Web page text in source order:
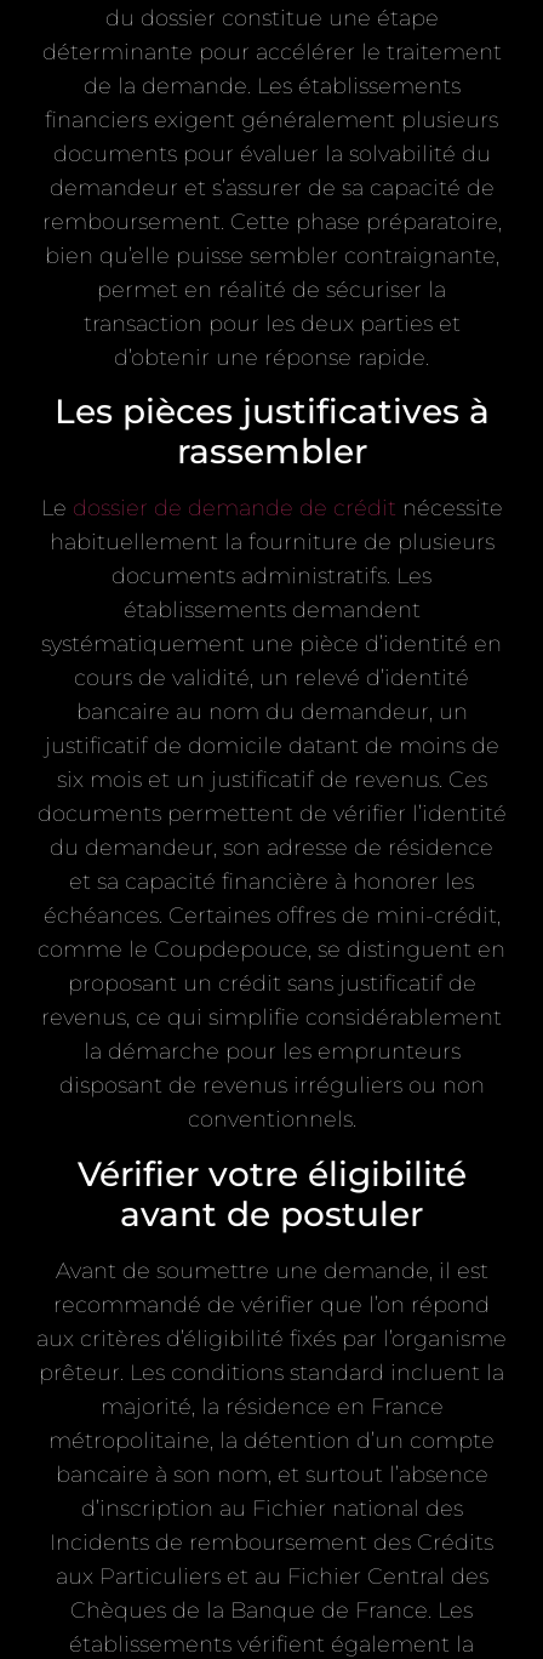
du dossier constitue une étape
déterminante pour accélérer le traitement
de la demande. Les établissements
financiers exigent généralement plusieurs
documents pour évaluer la solvabilité du
demandeur et s’assurer de sa capacité de
remboursement. Cette phase préparatoire,
bien qu’elle puisse sembler contraignante,
permet en réalité de sécuriser la
transaction pour les deux parties et
d’obtenir une réponse rapide.
Les pièces justificatives à
rassembler
Le dossier de demande de crédit nécessite
habituellement la fourniture de plusieurs
documents administratifs. Les
établissements demandent
systématiquement une pièce d’identité en
cours de validité, un relevé d’identité
bancaire au nom du demandeur, un
justificatif de domicile datant de moins de
six mois et un justificatif de revenus. Ces
documents permettent de vérifier l’identité
du demandeur, son adresse de résidence
et sa capacité financière à honorer les
échéances. Certaines offres de mini-crédit,
comme le Coupdepouce, se distinguent en
proposant un crédit sans justificatif de
revenus, ce qui simplifie considérablement
la démarche pour les emprunteurs
disposant de revenus irréguliers ou non
conventionnels.
Vérifier votre éligibilité
avant de postuler
Avant de soumettre une demande, il est
recommandé de vérifier que l’on répond
aux critères d’éligibilité fixés par l’organisme
prêteur. Les conditions standard incluent la
majorité, la résidence en France
métropolitaine, la détention d’un compte
bancaire à son nom, et surtout l’absence
d’inscription au Fichier national des
Incidents de remboursement des Crédits
aux Particuliers et au Fichier Central des
Chèques de la Banque de France. Les
établissements vérifient également la